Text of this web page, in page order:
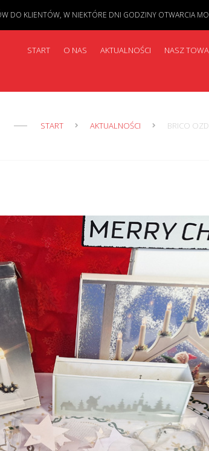
START O NAS AKTUALNOŚCI NASZ
START AKTUALNOŚCI BRICO
DO KLIENTÓW, W NIEKTÓRE DNI GODZINY OTWARCIA